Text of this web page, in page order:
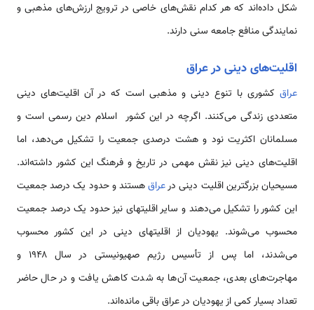
شکل داده‌اند که هر کدام نقش‌های خاصی در ترویج ارزش‌های مذهبی و
نمایندگی منافع جامعه سنی دارند.
اقلیت‌های دینی در عراق
عراق کشوری با تنوع دینی و مذهبی است که در آن اقلیت‌های دینی
متعددی زندگی می‌کنند. اگرچه در این کشور اسلام دین رسمی است و
مسلمانان اکثریت نود و هشت درصدی جمعیت را تشکیل می‌دهد، اما
اقلیت‌های دینی نیز نقش مهمی در تاریخ و فرهنگ این کشور داشته‌اند.
مسیحیان بزرگترین اقلیت دینی درعراقهستند و حدود یک درصد جمعیت
این کشور را تشکیل می‌دهند و سایر اقلیتهای نیز حدود یک درصد جمعیت
محسوب می‌شوند. یهودیان از اقلیتهای دینی در این کشور محسوب
می‌شدند، اما پس از تأسیس رژیم صهیونیستی در سال ۱۹۴۸ و
مهاجرت‌های بعدی، جمعیت آن‌ها به شدت کاهش یافت و در حال حاضر
تعداد بسیار کمی از یهودیان در عراق باقی مانده‌اند.